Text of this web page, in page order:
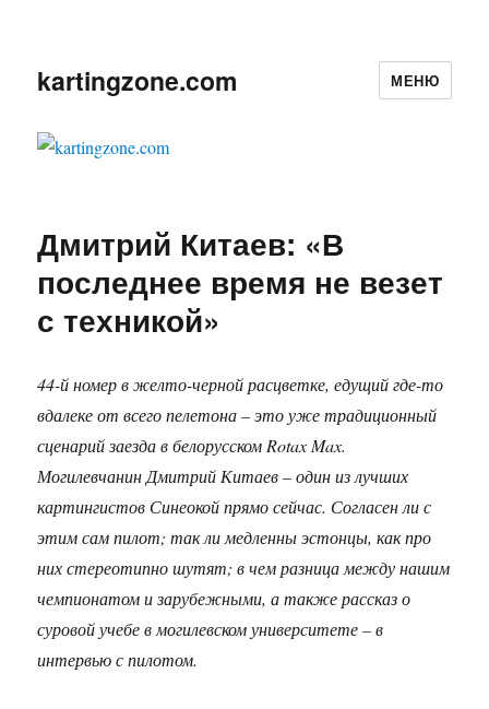
kartingzone.com МЕНЮ
Дмитрий Китаев: «В
последнее время не везет
с техникой»
44-й номер в желто-черной расцветке, едущий где-то
вдалеке от всего пелетона – это уже традиционный
сценарий заезда в белорусском Rotax Max.
Могилевчанин Дмитрий Китаев – один из лучших
картингистов Синеокой прямо сейчас. Согласен ли с
этим сам пилот; так ли медленны эстонцы, как про
них стереотипно шутят; в чем разница между нашим
чемпионатом и зарубежными, а также рассказ о
суровой учебе в могилевском университете – в
интервью с пилотом.